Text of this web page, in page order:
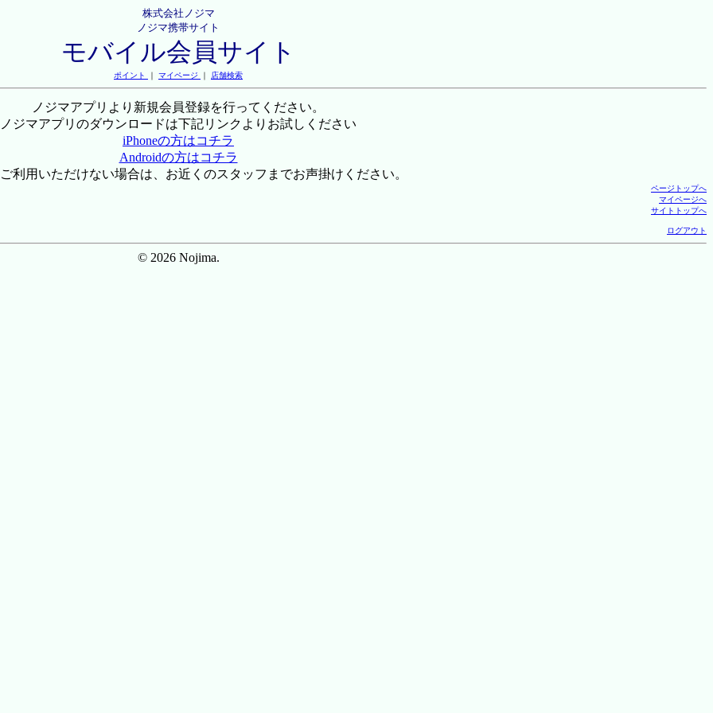
株式会社ノジマ
ノジマ携帯サイト
モバイル会員サイト
ポイント ｜ マイページ ｜ 店舗検索
ノジマアプリより新規会員登録を行ってください。
ノジマアプリのダウンロードは下記リンクよりお試しください
iPhoneの方はコチラ
Androidの方はコチラ
利用いただけない場合は、お近くのスタッフまでお声掛けください。
ページトップへ
マイページへ
サイトトップへ
ログアウト
© 2026 Nojima.